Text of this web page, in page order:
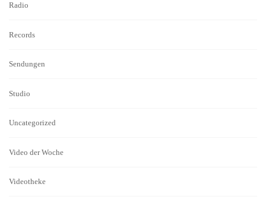
Radio
Records
Sendungen
Studio
Uncategorized
Video der Woche
Videotheke